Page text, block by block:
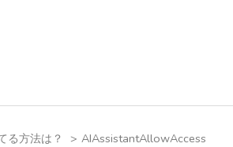
る方法は？ > AIAssistantAllowAccess